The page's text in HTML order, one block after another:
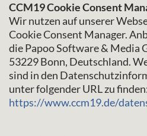
CCM19 Cookie Consent
Wir nutzen auf unserer
Cookie Consent Manager.
die Papoo Software & Media
53229 Bonn, Deutschland.
sind in den
unter folgender URL zu
https://www.ccm19.de/